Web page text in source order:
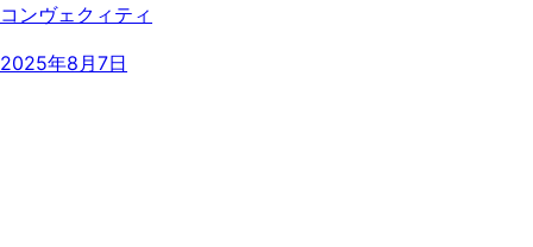
コンヴェクィティ
2025年8月7日